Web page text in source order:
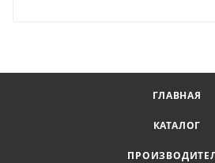
ГЛАВНАЯ
КАТАЛОГ